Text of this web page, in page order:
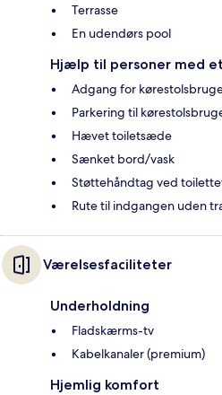
Terrasse
En udendørs pool
Hjælp til personer med
Adgang for
Parkering til
Hævet toiletsæde
Sænket bord/vask
Støttehåndtag ved
Rute til indgangen uden
Værelsesfaciliteter
Underholdning
Fladskærms-tv
Kabelkanaler (premium)
Hjemlig komfort